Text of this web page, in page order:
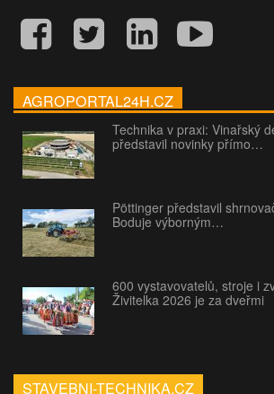
AGROPORTAL24H.CZ
Technika v praxi: Vinařský
představil novinky přímo…
Pöttinger představil
Boduje výborným…
600 vystavovatelů, stroje i
Živitelka 2026 je za dveřmi
STAVEBNI-TECHNIKA.CZ